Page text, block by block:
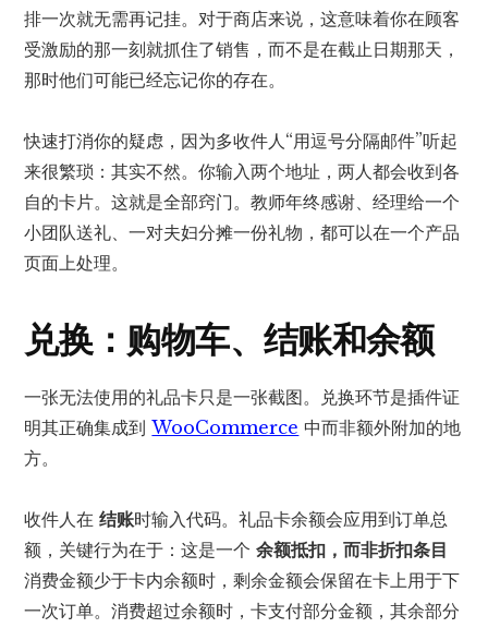
排一次就无需再记挂。对于商店来说，这意味着你在顾客
受激励的那一刻就抓住了销售，而不是在截止日期那天，
那时他们可能已经忘记你的存在。
快速打消你的疑虑，因为多收件人“用逗号分隔邮件”听起
来很繁琐：其实不然。你输入两个地址，两人都会收到各
自的卡片。这就是全部窍门。教师年终感谢、经理给一个
小团队送礼、一对夫妇分摊一份礼物，都可以在一个产品
页面上处理。
兑换：购物车、结账和余额
一张无法使用的礼品卡只是一张截图。兑换环节是插件证
明其正确集成到WooCommerce 中而非额外附加的地
方。
收件人在结账时输入代码。礼品卡余额会应用到订单总
额，关键行为在于：这是一个余额抵扣，而非折扣条目
消费金额少于卡内余额时，剩余金额会保留在卡上用于下
一次订单。消费超过余额时，卡支付部分金额，其余部分